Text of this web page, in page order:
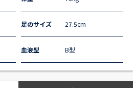
足のサイズ 27.5cm
血液型 B型